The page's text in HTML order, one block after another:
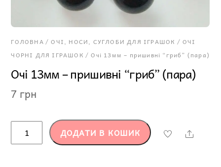
ГОЛОВНА/ОЧІ, НОСИ, СУГЛОБИ ДЛЯ ІГРАШОК /ОЧІ
ЧОРНІ ДЛЯ ІГРАШОК / Очі 13мм – пришивні “гриб” (пара)
Очі 13мм – пришивні “гриб” (пара)
7 грн
13мм
ДОДАТИ В КОШИК Share